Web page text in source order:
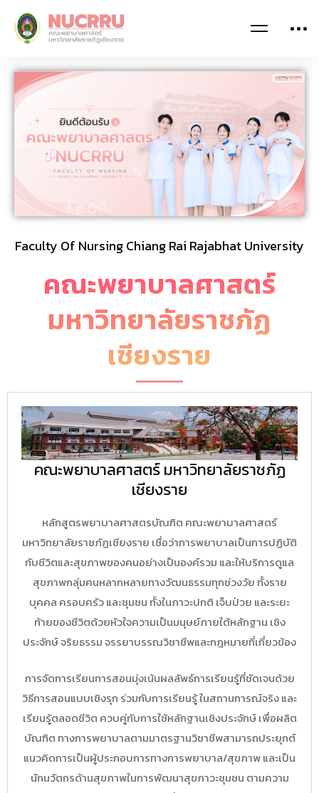
Faculty Of Nursing Chiang Rai Rajabhat University
คณะพยาบาลศาสตร์
มหาวิทยาลัยราชภัฏ
เชียงราย
คณะพยาบาลศาสตร์ มหาวิทยาลัยราชภัฏ
เชียงราย
หลักสูตรพยาบาลศาสตรบัณฑิต คณะพยาบาลศาสตร์
มหาวิทยาลัยราชภัฏเชียงราย เชื่อว่าการพยาบาลเป็นการปฏิบัติ
กับชีวิตและสุขภาพของคนอย่างเป็นองค์รวม และให้บริการดูแล
สุขภาพกลุ่มคนหลากหลายทางวัฒนธรรมทุกช่วงวัย ทั้งราย
บุคคล ครอบครัว และชุมชน ทั้งในภาวะปกติ เจ็บป่วย และระยะ
ท้ายของชีวิตด้วยหัวใจความเป็นมนุษย์ภายใต้หลักฐาน เชิง
ประจักษ์ จริยธรรม จรรยาบรรณวิชาชีพและกฎหมายที่เกี่ยวข้อง
การจัดการเรียนการสอนมุ่งเน้นผลลัพธ์การเรียนรู้ที่ชัดเจนด้วย
วิธีการสอนแบบเชิงรุก ร่วมกับการเรียนรู้ ในสถานการณ์จริง และ
เรียนรู้ตลอดชีวิต ควบคู่กับการใช้หลักฐานเชิงประจักษ์ เพื่อผลิต
บัณฑิต ทางการพยาบาลตามมาตรฐานวิชาชีพสามารถประยุกต์
แนวคิดการเป็นผู้ประกอบการทางการพยาบาล/สุขภาพ และเป็น
นักนวัตกรด้านสุขภาพในการพัฒนาสุขภาวะชุมชน ตามความ